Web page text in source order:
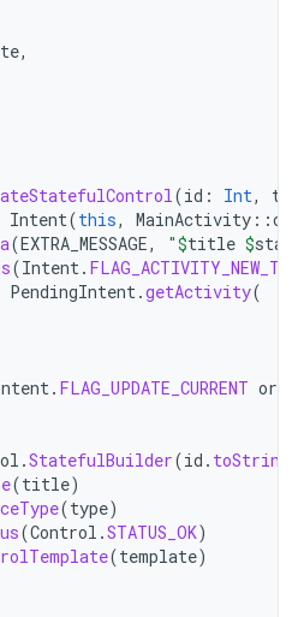
,
(id : Int,
Intent(this, MainActivity ::
(EXTRA_MESSAGE, "$title $
(Intent.
PendingIntent.getActivity(
. FLAG_UPDATE_CURRENT or
.StatefulBuilder(id . toString
(title)
(type)
(Control .STATUS_OK)
(template)